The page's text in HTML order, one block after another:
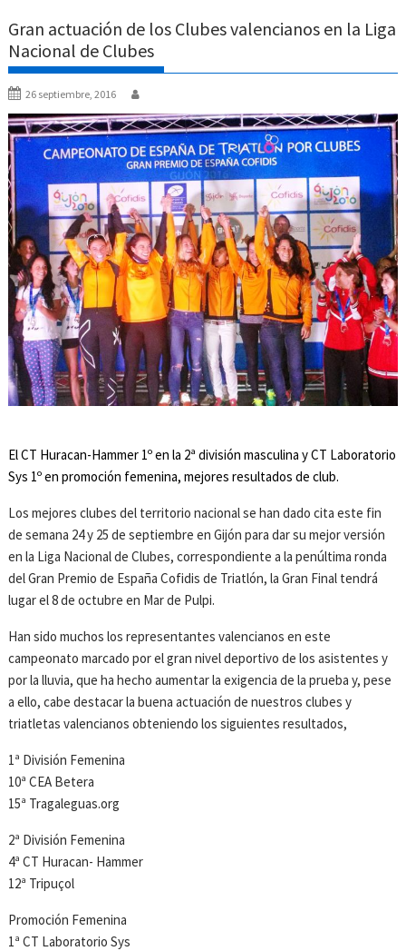
Gran actuación de los Clubes valencianos en la Liga
Nacional de Clubes
26 septiembre, 2016
El CT Huracan-Hammer 1º en la 2ª división masculina y CT Laboratorio
Sys 1º en promoción femenina, mejores resultados de club.
Los mejores clubes del territorio nacional se han dado cita este fin
de semana 24 y 25 de septiembre en Gijón para dar su mejor versión
en la Liga Nacional de Clubes, correspondiente a la penúltima ronda
del Gran Premio de España Cofidis de Triatlón, la Gran Final tendrá
lugar el 8 de octubre en Mar de Pulpi.
Han sido muchos los representantes valencianos en este
campeonato marcado por el gran nivel deportivo de los asistentes y
por la lluvia, que ha hecho aumentar la exigencia de la prueba y, pese
a ello, cabe destacar la buena actuación de nuestros clubes y
triatletas valencianos obteniendo los siguientes resultados,
1ª División Femenina
10ª CEA Betera
15ª Tragaleguas.org
2ª División Femenina
4ª CT Huracan- Hammer
12ª Tripuçol
Promoción Femenina
1ª CT Laboratorio Sys